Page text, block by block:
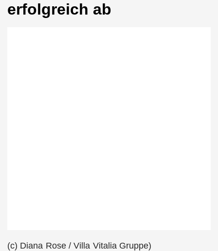
erfolgreich ab
(c) Diana Rose / Villa Vitalia Gruppe)